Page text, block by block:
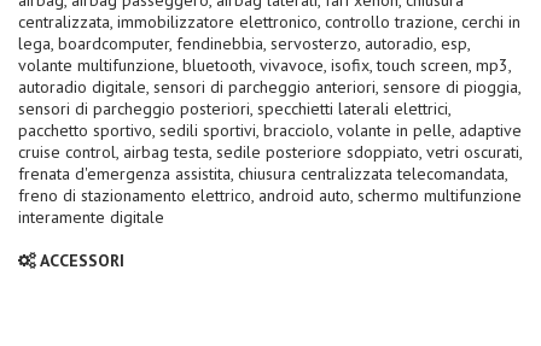
centralizzata, immobilizzatore elettronico, controllo trazione, cerchi in
lega, boardcomputer, fendinebbia, servosterzo, autoradio, esp,
volante multifunzione, bluetooth, vivavoce, isofix, touch screen, mp3,
autoradio digitale, sensori di parcheggio anteriori, sensore di pioggia,
sensori di parcheggio posteriori, specchietti laterali elettrici,
pacchetto sportivo, sedili sportivi, bracciolo, volante in pelle, adaptive
cruise control, airbag testa, sedile posteriore sdoppiato, vetri oscurati,
frenata d'emergenza assistita, chiusura centralizzata telecomandata,
freno di stazionamento elettrico, android auto, schermo multifunzione
interamente digitale
ACCESSORI